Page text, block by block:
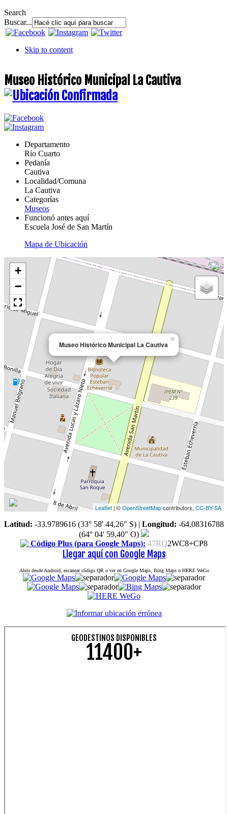
Search
Buscar...
Skip to content
Museo Histórico Municipal La Cautiva
Departamento
Río Cuarto
Pedanía
Cautiva
Localidad/Comuna
La Cautiva
Categorías
Museos
Funcionó antes aquí
Escuela José de San Martín
Mapa de Ubicación
Museo Histórico Municipal La Cautiva
×
+
−
Leaflet | ©OpenStreetMapcontributors, CC-BY-SA
Latitud: -33.9789616 (33° 58' 44,26" S) | Longitud: -64.08316788
(64° 04' 59,40" O)
Código Plus (para Google Maps): 47RQ2WC8+CP8
Llegar aquí con Google Maps
Abrir desde Android, escanear código QR o ver en Google Maps, Bing Maps o HERE WeGo
GEODESTINOS DISPONIBLES
11400+